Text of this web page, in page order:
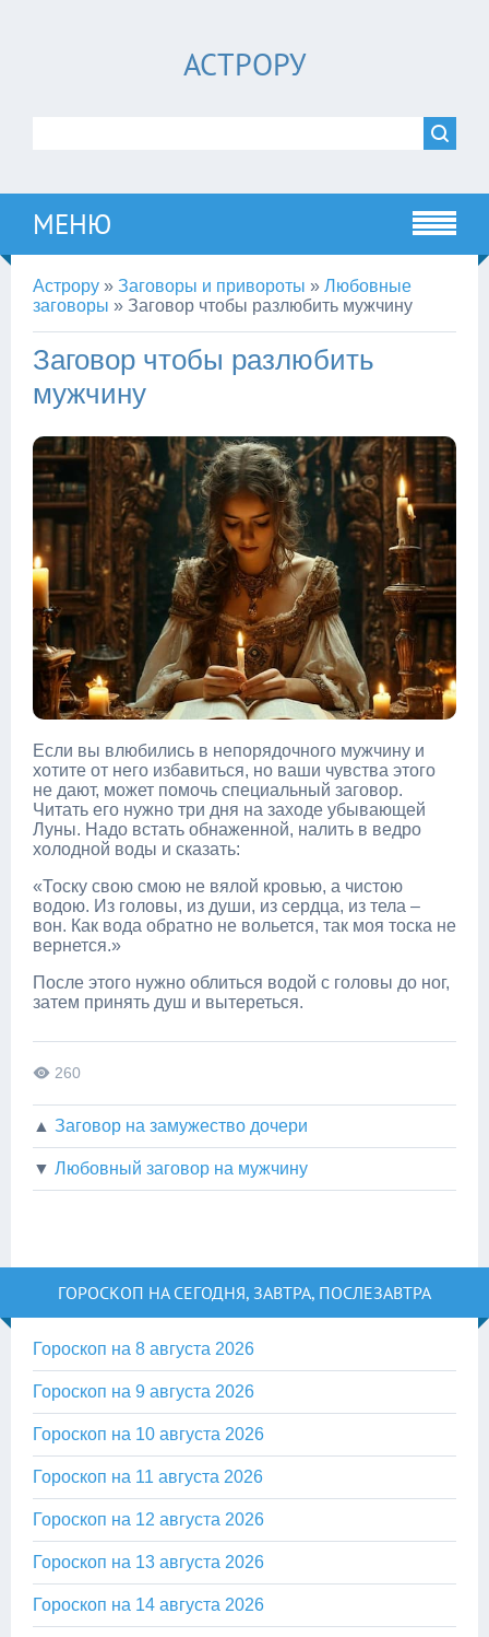
АСТРОРУ
МЕНЮ
Астрору » Заговоры и привороты » Любовные
заговоры » Заговор чтобы разлюбить мужчину
Заговор чтобы разлюбить
мужчину
Если вы влюбились в непорядочного мужчину и
хотите от него избавиться, но ваши чувства этого
не дают, может помочь специальный заговор.
Читать его нужно три дня на заходе убывающей
Луны. Надо встать обнаженной, налить в ведро
холодной воды и сказать:
«Тоску свою смою не вялой кровью, а чистою
водою. Из головы, из души, из сердца, из тела –
вон. Как вода обратно не вольется, так моя тоска не
вернется.»
После этого нужно облиться водой с головы до ног,
затем принять душ и вытереться.
260
▲ Заговор на замужество дочери
▼ Любовный заговор на мужчину
ГОРОСКОП НА СЕГОДНЯ, ЗАВТРА, ПОСЛЕЗАВТРА
Гороскоп на 8 августа 2026
Гороскоп на 9 августа 2026
Гороскоп на 10 августа 2026
Гороскоп на 11 августа 2026
Гороскоп на 12 августа 2026
Гороскоп на 13 августа 2026
Гороскоп на 14 августа 2026